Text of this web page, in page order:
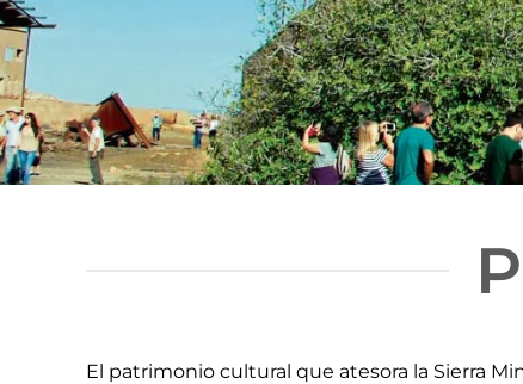
El patrimonio cultural que atesora la Sierra